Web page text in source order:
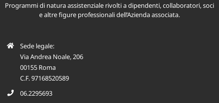
Programmi di natura assistenziale rivolti a dipendenti, collaboratori, soci
e altre figure professionali dell’Azienda associata.
Sede legale:
Via Andrea Noale, 206
00155 Roma
C.F. 97168520589
06.2295693